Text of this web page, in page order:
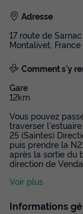
Adresse
17 route de
Montalivet, France
Comment s'y
Gare
12km
Vous pouvez
traverser
25 (Saintes)
puis prendre la
après la sortie du
direction de
Voir plus
Informations